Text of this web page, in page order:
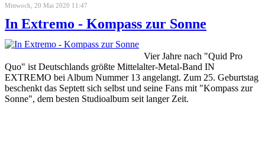
Mittwoch, 20 Mai 2020 11:47
In Extremo - Kompass zur Sonne
Vier Jahre nach "Quid Pro
Quo" ist Deutschlands größte Mittelalter-Metal-Band IN
EXTREMO bei Album Nummer 13 angelangt. Zum 25. Geburtstag
beschenkt das Septett sich selbst und seine Fans mit "Kompass zur
Sonne", dem besten Studioalbum seit langer Zeit.